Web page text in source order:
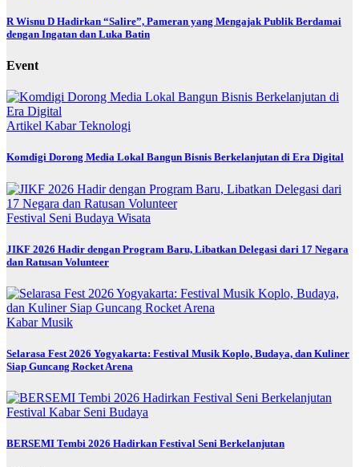
R Wisnu D Hadirkan “Salire”, Pameran yang Mengajak Publik Berdamai
dengan Ingatan dan Luka Batin
Event
Artikel KabarTeknologi
Komdigi Dorong Media Lokal Bangun Bisnis Berkelanjutan di Era Digital
Festival Seni Budaya Wisata
JIKF 2026 Hadir dengan Program Baru, Libatkan Delegasi dari 17 Negara
dan Ratusan Volunteer
KabarMusik
Selarasa Fest 2026 Yogyakarta: Festival Musik Koplo, Budaya, dan Kuliner
Siap Guncang Rocket Arena
Festival Kabar Seni Budaya
BERSEMI Tembi 2026 Hadirkan Festival Seni Berkelanjutan